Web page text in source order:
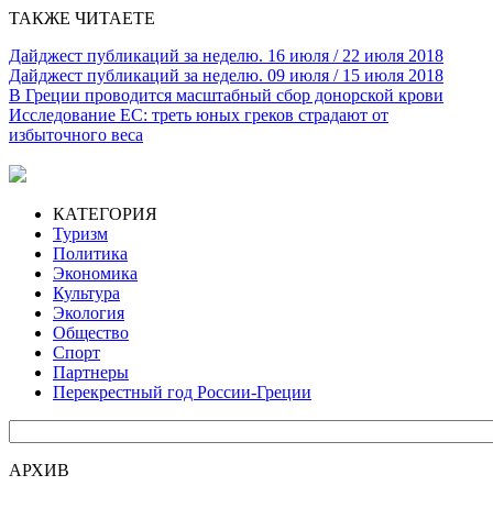
ТАКЖЕ ЧИТАЕТЕ
Дайджест публикаций за неделю. 16 июля / 22 июля 2018
Дайджест публикаций за неделю. 09 июля / 15 июля 2018
В Греции проводится масштабный сбор донорской крови
Исследование ЕС: треть юных греков страдают от
избыточного веса
КАТЕГОРИЯ
Туризм
Политика
Экономика
Культура
Экология
Общество
Спорт
Партнеры
Перекрестный год России-Греции
АРХИВ